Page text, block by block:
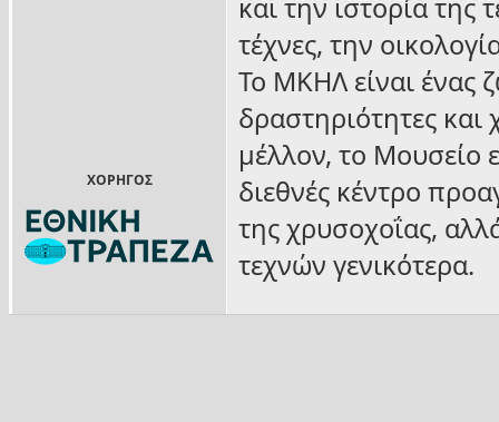
και την ιστορία της
τέχνες, την
Το ΜΚΗΛ είναι ένας
δραστηριότητες και
μέλλον, το Μουσείο
διεθνές κέντρο
της χρυσοχοΐας,
τεχνών γενικότερα.
ΧΟΡΗΓΟΣ